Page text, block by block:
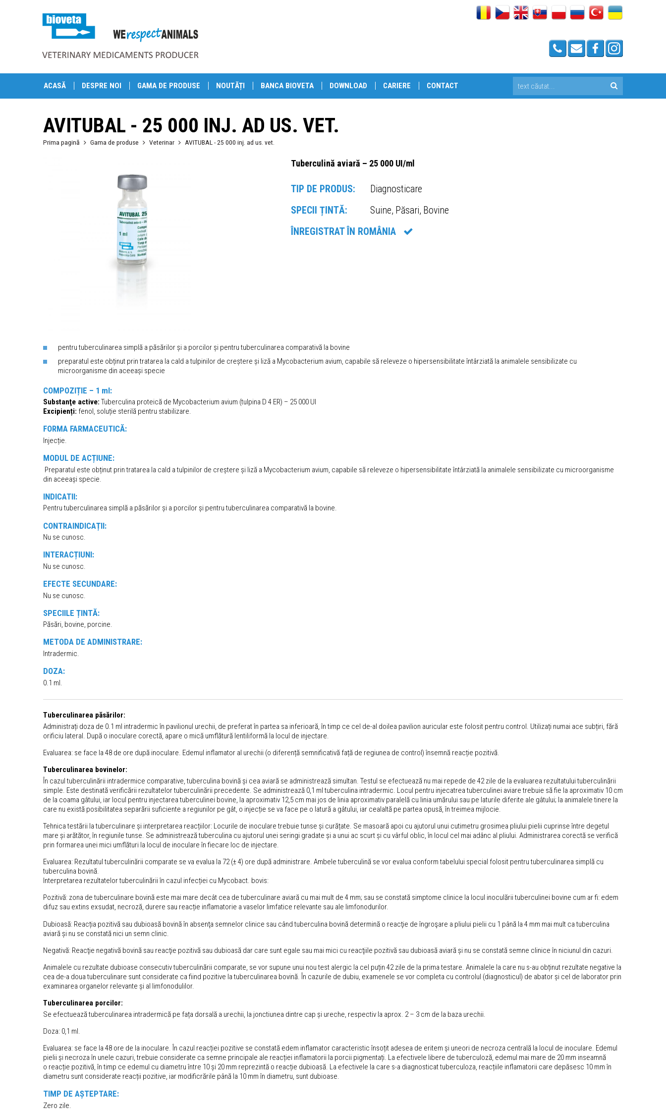
ACASĂ DESPRE NOI GAMA DE PRODUSE NOUTĂȚI BANCA BIOVETA DOWNLOAD CARIERE CONTACT
AVITUBAL - 25 000 INJ. AD US. VET.
Prima pagină Gama de produse Veterinar AVITUBAL - 25 000 inj. ad us. vet.
Tuberculină aviară – 25 000 UI/ml
TIP DE PRODUS:
Diagnosticare
SPECII ȚINTĂ:
Suine, Păsari, Bovine
ÎNREGISTRAT ÎN ROMÂNIA
pentru tuberculinarea simplă a păsărilor și a porcilor și pentru tuberculinarea comparativă la bovine
preparatul este obținut prin tratarea la cald a tulpinilor de creștere și liză a Mycobacterium avium, capabile să releveze o hipersensibilitate întârziată la animalele sensibilizate cu
microorganisme din aceeași specie
COMPOZIȚIE – 1 ml:
Substanţe active: Tuberculina proteică de Mycobacterium avium (tulpina D 4 ER) – 25 000 UI
Excipienți: fenol, soluție sterilă pentru stabilizare.
FORMA FARMACEUTICĂ:
Injecție.
MODUL DE ACȚIUNE:
Preparatul este obținut prin tratarea la cald a tulpinilor de creștere și liză a Mycobacterium avium, capabile să releveze o hipersensibilitate întârziată la animalele sensibilizate cu microorganisme
din aceeași specie.
INDICATII:
Pentru tuberculinarea simplă a păsărilor și a porcilor și pentru tuberculinarea comparativă la bovine.
CONTRAINDICAȚII:
Nu se cunosc.
INTERACȚIUNI:
Nu se cunosc.
EFECTE SECUNDARE:
Nu se cunosc.
SPECIILE ȚINTĂ:
Păsări, bovine, porcine.
METODA DE ADMINISTRARE:
Intradermic.
DOZA:
0.1 ml.
Tuberculinarea păsărilor:
Administrați doza de 0.1 ml intradermic în pavilionul urechii, de preferat în partea sa inferioară, în timp ce cel de-al doilea pavilion auricular este folosit pentru control. Utilizați numai ace subțiri, fără
orificiu lateral. După o inoculare corectă, apare o mică umflătură lentiliformă la locul de injectare.
Evaluarea: se face la 48 de ore după inoculare. Edemul inflamator al urechii (o diferență semnificativă față de regiunea de control) însemnă reacție pozitivă.
Tuberculinarea bovinelor:
În cazul tuberculinării intradermice comparative, tuberculina bovină și cea aviară se administrează simultan. Testul se efectuează nu mai repede de 42 zile de la evaluarea rezultatului tuberculinării
simple. Este destinată verificării rezultatelor tuberculinării precedente. Se administrează 0,1 ml tuberculina intradermic. Locul pentru injecatrea tuberculinei aviare trebuie să fie la aproximativ 10 cm
de la coama gâtului, iar locul pentru injectarea tuberculinei bovine, la aproximativ 12,5 cm mai jos de linia aproximativ paralelă cu linia umărului sau pe laturile diferite ale gâtului; la animalele tinere la
care nu există posibilitatea separării suficiente a regiunilor pe gât, o injecție se va face pe o latură a gâtului, iar cealaltă pe partea opusă, în treimea mijlocie.
Tehnica testării la tuberculinare și interpretarea reacțiilor: Locurile de inoculare trebuie tunse și curățate. Se masoară apoi cu ajutorul unui cutimetru grosimea pliului pielii cuprinse între degetul
mare și arătător, în regiunile tunse. Se administrează tuberculina cu ajutorul unei seringi gradate și a unui ac scurt și cu vârful oblic, în locul cel mai adânc al pliului. Administrarea corectă se verifică
prin formarea unei mici umflături la locul de inoculare în fiecare loc de injectare.
Evaluarea: Rezultatul tuberculinării comparate se va evalua la 72 (± 4) ore după administrare. Ambele tuberculină se vor evalua conform tabelului special folosit pentru tuberculinarea simplă cu
tuberculina bovină.
Interpretarea rezultatelor tuberculinării în cazul infecției cu Mycobact. bovis:
Pozitivă: zona de tuberculinare bovină este mai mare decât cea de tuberculinare aviară cu mai mult de 4 mm; sau se constată simptome clinice la locul inoculării tuberculinei bovine cum ar fi: edem
difuz sau extins exsudat, necroză, durere sau reacție inflamatorie a vaselor limfatice relevante sau ale limfonodurilor.
Dubioasă: Reacția pozitivă sau dubioasă bovină în absenţa semnelor clinice sau când tuberculina bovină determină o reacţie de îngroşare a pliului pielii cu 1 până la 4 mm mai mult ca tuberculina
aviară și nu se constată nici un semn clinic.
Negativă: Reacţie negativă bovină sau reacţie pozitivă sau dubioasă dar care sunt egale sau mai mici cu reacţiile pozitivă sau dubioasă aviară și nu se constată semne clinice în niciunul din cazuri.
Animalele cu rezultate dubioase consecutiv tuberculinării comparate, se vor supune unui nou test alergic la cel puțin 42 zile de la prima testare. Animalele la care nu s-au obținut rezultate negative la
cea de-a doua tuberculinare sunt considerate ca fiind pozitive la tuberculinarea bovină. În cazurile de dubiu, examenele se vor completa cu controlul (diagnosticul) de abator și cel de laborator prin
examinarea organelor relevante și al limfonodulilor.
Tuberculinarea porcilor:
Se efectuează tuberculinarea intradermică pe fața dorsală a urechii, la jonctiunea dintre cap și ureche, respectiv la aprox. 2 – 3 cm de la baza urechii.
Doza: 0,1 ml.
Evaluarea: se face la 48 ore de la inoculare. În cazul reacției pozitive se constată edem inflamator caracteristic însoțit adesea de eritem și uneori de necroza centrală la locul de inoculare. Edemul
pielii și necroza în unele cazuri, trebuie considerate ca semne principale ale reacției inflamatorii la porcii pigmentați. La efectivele libere de tuberculoză, edemul mai mare de 20 mm inseamnă
o reacție pozitivă, în timp ce edemul cu diametru între 10 și 20 mm reprezintă o reacție dubioasă. La efectivele la care s-a diagnosticat tuberculoza, reacțiile inflamatorii care depăsesc 10 mm în
diametru sunt considerate reacții pozitive, iar modificrările până la 10 mm în diametru, sunt dubioase.
TIMP DE AȘTEPTARE:
Zero zile.